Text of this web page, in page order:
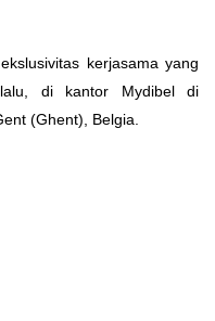
kerjasama yang
di kantor Mydibel di
(Ghent), Belgia.